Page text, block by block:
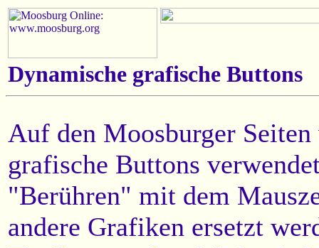
Dynamische grafische Buttons
Auf den Moosburger
grafische Buttons
"Berühren" mit dem
andere Grafiken ersetzt